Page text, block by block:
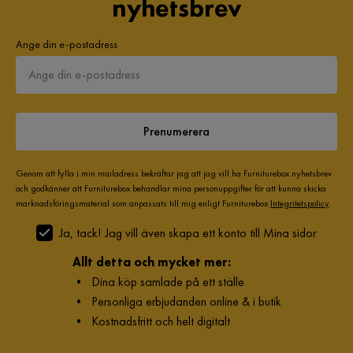
nyhetsbrev
Ange din e-postadress
Prenumerera
Genom att fylla i min mailadress bekräftar jag att jag vill ha Furniturebox nyhetsbrev
och godkänner att Furniturebox behandlar mina personuppgifter för att kunna skicka
marknadsföringsmaterial som anpassats till mig enligt Furniturebox Integritetspolicy.
Ja, tack! Jag vill även skapa ett konto till Mina sidor.
Allt detta och mycket mer:
• Dina köp samlade på ett ställe
• Personliga erbjudanden online & i butik
• Kostnadsfritt och helt digitalt